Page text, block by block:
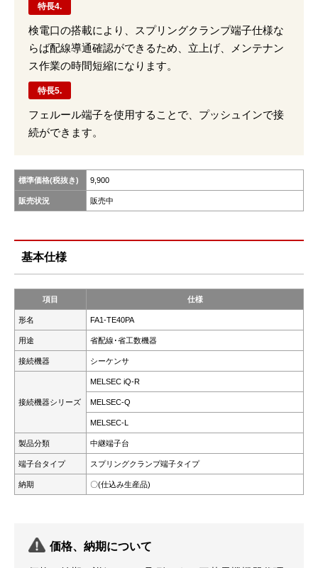
特長4.
検電口の搭載により、スプリングクランプ端子仕様な
らば配線導通確認ができるため、立上げ、メンテナン
ス作業の時間短縮になります。
特長5.
フェルール端子を使用することで、プッシュインで接
続ができます。
標準価格(税抜き) 9,900
販売状況 販売中
基本仕様
項目 仕様
形名 FA1-TE40PA
用途 省配線･省工数機器
接続機器 シーケンサ
接続機器シリーズ
MELSEC iQ-R
MELSEC-Q
MELSEC-L
製品分類 中継端子台
端子台タイプ スプリングクランプ端子タイプ
納期 〇(仕込み生産品)
価格、納期について